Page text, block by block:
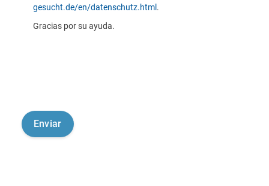
gesucht.de/en/datenschutz.html .
Gracias por su ayuda.